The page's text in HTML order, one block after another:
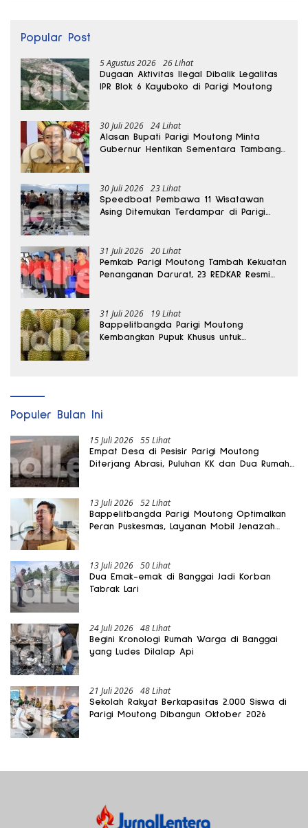
Popular Post
5 Agustus 2026 26 Lihat
Dugaan Aktivitas Ilegal Dibalik Legalitas
IPR Blok 6 Kayuboko di Parigi Moutong
30 Juli 2026 24 Lihat
Alasan Bupati Parigi Moutong Minta
Gubernur Hentikan Sementara Tambang
30 Juli 2026 23 Lihat
Speedboat Pembawa 11 Wisatawan
Asing Ditemukan Terdampar di Parigi
31 Juli 2026 20 Lihat
Pemkab Parigi Moutong Tambah Kekuatan
Penanganan Darurat, 23 REDKAR Resmi
31 Juli 2026 19 Lihat
Bappelitbangda Parigi Moutong
Kembangkan Pupuk Khusus untuk
Populer Bulan Ini
15 Juli 2026 55 Lihat
Empat Desa di Pesisir Parigi Moutong
Diterjang Abrasi, Puluhan KK dan Dua Rumah
13 Juli 2026 52 Lihat
Bappelitbangda Parigi Moutong Optimalkan
Peran Puskesmas, Layanan Mobil Jenazah
13 Juli 2026 50 Lihat
Dua Emak-emak di Banggai Jadi Korban
Tabrak Lari
24 Juli 2026 48 Lihat
Begini Kronologi Rumah Warga di Banggai
yang Ludes Dilalap Api
21 Juli 2026 48 Lihat
Sekolah Rakyat Berkapasitas 2.000 Siswa di
Parigi Moutong Dibangun Oktober 2026